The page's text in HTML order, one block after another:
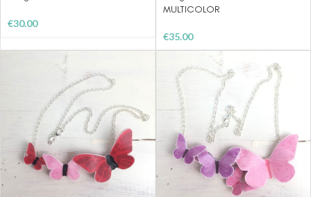
€30.00
MULTICOLOR
€35.00